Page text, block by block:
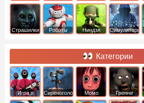
Страшилки Роботы Ниндзя Симуляторы
Категории
Игра в
Кальмара
Сиреноголовый Момо Гренни